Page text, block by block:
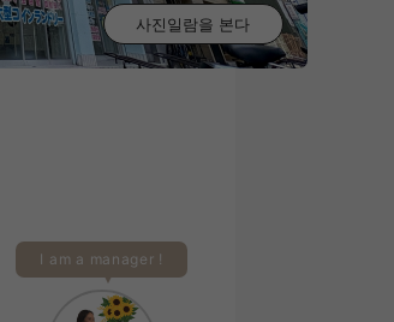
사진일람을 본다
I am a manager !